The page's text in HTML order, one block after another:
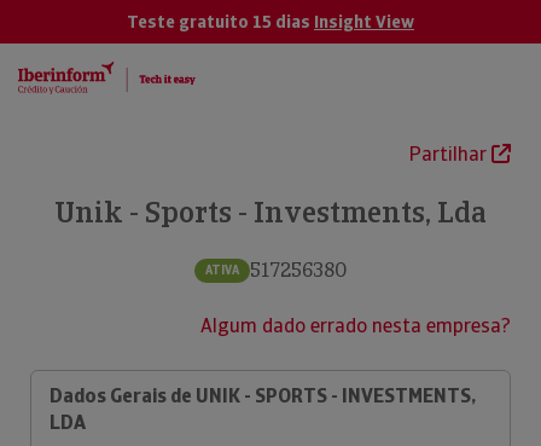
Teste gratuito 15 dias Insight View
Partilhar
Unik - Sports - Investments, Lda
ATIVA 517256380
Algum dado errado nesta empresa?
Dados Gerais de UNIK - SPORTS - INVESTMENTS,
LDA